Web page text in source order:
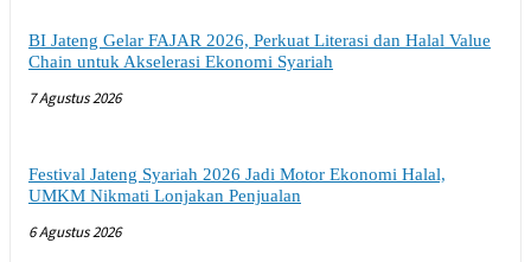
BI Jateng Gelar FAJAR 2026, Perkuat Literasi dan Halal Value
Chain untuk Akselerasi Ekonomi Syariah
7 Agustus 2026
Festival Jateng Syariah 2026 Jadi Motor Ekonomi Halal,
UMKM Nikmati Lonjakan Penjualan
6 Agustus 2026